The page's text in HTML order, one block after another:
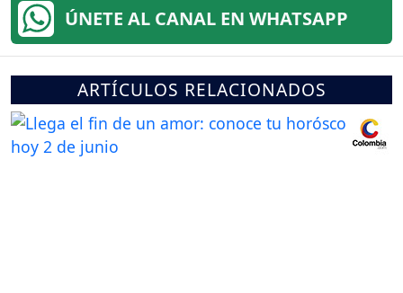
ÚNETE AL CANAL EN WHATSAPP
ARTÍCULOS RELACIONADOS